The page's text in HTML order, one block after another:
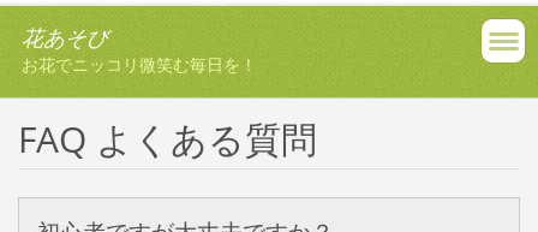
花あそび
お花でニッコリ微笑む毎日を！
FAQ よくある質問